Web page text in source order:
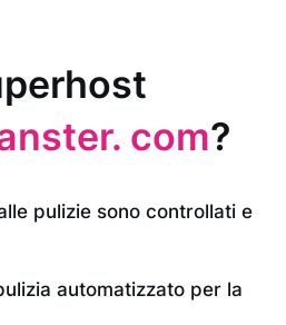
com?
pulizie sono controllati e
automatizzato per la